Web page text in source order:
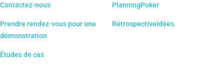
Contactez-nous
Prendre rendez-vous pour une
démonstration
Études de cas
PlanningPoker
RétrospectiveIdées